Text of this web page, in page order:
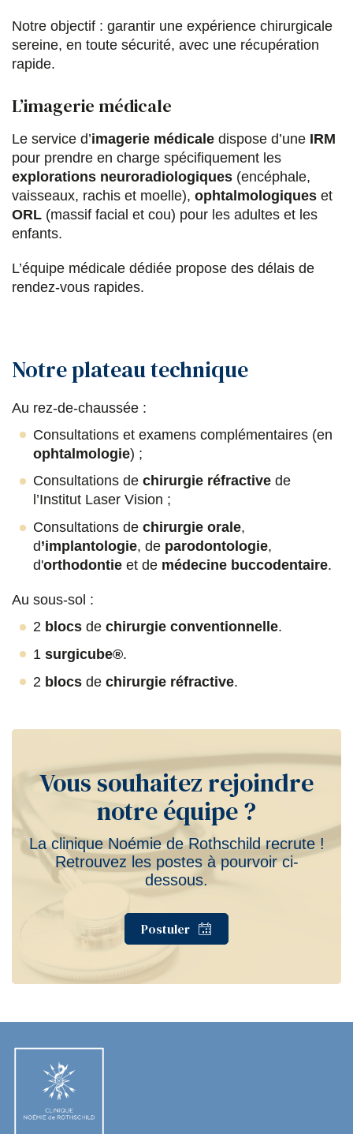
Notre objectif : garantir une expérience chirurgicale
sereine, en toute sécurité, avec une récupération
rapide.
L’imagerie médicale
Le service d’imagerie médicale dispose d’une IRM
pour prendre en charge spécifiquement les
explorations neuroradiologiques (encéphale,
vaisseaux, rachis et moelle), ophtalmologiques et
ORL (massif facial et cou) pour les adultes et les
enfants.
L’équipe médicale dédiée propose des délais de
rendez-vous rapides.
Notre plateau technique
Au rez-de-chaussée :
Consultations et examens complémentaires (en
ophtalmologie) ;
Consultations de chirurgie réfractive de
l’Institut Laser Vision ;
Consultations de chirurgie orale,
d’implantologie, de parodontologie,
d'orthodontie et de médecine buccodentaire.
Au sous-sol :
2 blocs de chirurgie conventionnelle.
1 surgicube®.
2 blocs de chirurgie réfractive.
Vous souhaitez rejoindre
notre équipe ?
La clinique Noémie de Rothschild recrute !
Retrouvez les postes à pourvoir ci-
dessous.
Postuler